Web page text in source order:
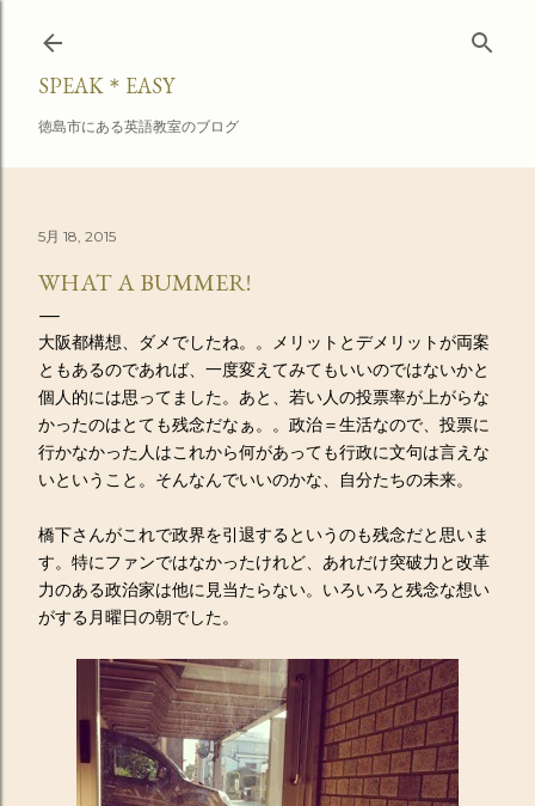
スキップしてメイン コンテンツに移動
SPEAK＊EASY
徳島市にある英語教室のブログ
5月 18, 2015
WHAT A BUMMER!
大阪都構想、ダメでしたね。。メリットとデメリットが両案
ともあるのであれば、一度変えてみてもいいのではないかと
個人的には思ってました。あと、若い人の投票率が上がらな
かったのはとても残念だなぁ。。政治＝生活なので、投票に
行かなかった人はこれから何があっても行政に文句は言えな
いということ。そんなんでいいのかな、自分たちの未来。
橋下さんがこれで政界を引退するというのも残念だと思いま
す。特にファンではなかったけれど、あれだけ突破力と改革
力のある政治家は他に見当たらない。いろいろと残念な想い
がする月曜日の朝でした。